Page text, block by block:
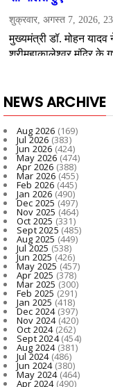
NEWS ARCHIVE
Aug 2026 (169)
Jul 2026 (383)
Jun 2026(424)
May 2026(474)
Apr 2026 (388)
Mar 2026(455)
Feb 2026 (445)
Jan 2026 (490)
Dec 2025(497)
Nov 2025 (464)
Oct 2025 (331)
Sept 2025 (485)
Aug 2025 (449)
Jul 2025 (538)
Jun 2025(426)
May 2025(457)
Apr 2025 (378)
Mar 2025 (300)
Feb 2025 (291)
Jan 2025 (418)
Dec 2024(397)
Nov 2024(420)
Oct 2024(262)
Sept 2024(454)
Aug 2024(381)
Jul 2024(486)
Jun 2024(380)
May 2024(464)
Apr 2024(490)